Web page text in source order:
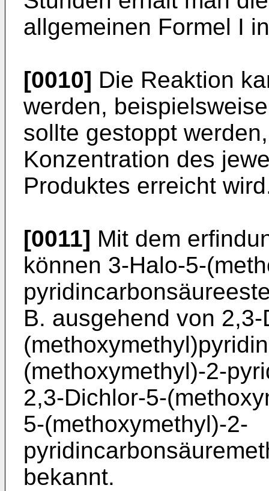
allgemeinen Formel I
[0010] Die Reaktion
werden,
sollte gestoppt
Konzentration des
Produktes erreicht
[0011] Mit dem
können 3-Halo-5-
B. ausgehend von
(methoxymethyl)-2-
2,3-Dichlor-5-
5-(methoxymethyl)-2-
bekannt.